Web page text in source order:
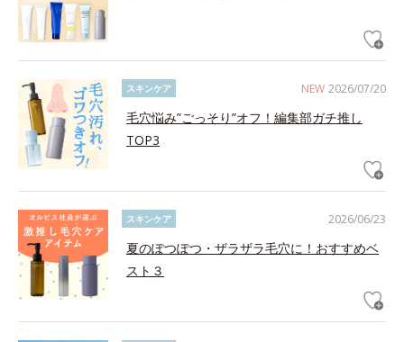
NEW 2026/07/20
スキンケア
毛穴悩み”ごっそり”オフ！編集部ガチ推し
TOP3
2026/06/23
スキンケア
夏のぽつぽつ・ザラザラ毛穴に！おすすめベ
スト３